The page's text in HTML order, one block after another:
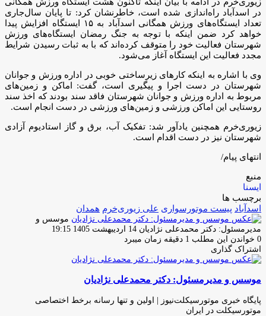
در اسدآباد راه‌اندازی شده است، خاطرنشان کرد: تا پایان سال‌جاری
تعداد ایستگاه‌های ورزش همگانی اسدآباد به ۱۵ ایستگاه افزایش پیدا
خواهد کرد ضمن اینکه با توجه به جنگ رمضان ایستگاه‌های ورزش
شهرستان فعالیت خود را متوقف کرده‌اند که با به ثبات رسیدن شرایط
مجدد فعالیت این ایستگاه آغاز می‌شود.
وی با اشاره به اینکه کارهای زیرساختی خوبی در اداره ورزش و جوانان
شهرستان در دست اجرا و پیگیری است، گفت: اماکن و زمین‌های
مربوط به اداره ورزش و جوانان شهرستان فاقد سند بودند که اخذ سند
روستایی این اماکن ورزشی و زمین‌های ورزشی در دست انجام است.
زیوری‌خرم همچنین یادآور شد: تفکیک آب، برق و گاز استادیوم آزادی
شهرستان نیز در دست اقدام است.
انتهای پیام/
منبع
ایسنا
برچسب ها
اسدآباد پیست موتورسواری علی زیوری‌خرم همدان
موسس و
مدیرمسئول: دکتر محمدعلی نژادیان ارسال
ایمیل
14 اردیبهشت 1405 19:15
0 خواندن این مطلب 1 دقیقه زمان میبرد
اشتراک گذاری
فیس
توئیتر
لینکدین
واتس
تلگرام
اشتراک
از
ایمیل
چاپ
موسس و مدیرمسئول: دکتر محمدعلی نژادیان
پایگاه خبری موتورسیکلت‌نیوز | اولین و تنها رسانه برخط اختصاصی
موتورسیکلت در ایران